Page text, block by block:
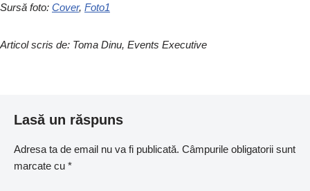
Sursă foto: Cover, Foto1
Articol scris de: Toma Dinu, Events Executive
Lasă un răspuns
Adresa ta de email nu va fi publicată. Câmpurile obligatorii sunt
marcate cu *